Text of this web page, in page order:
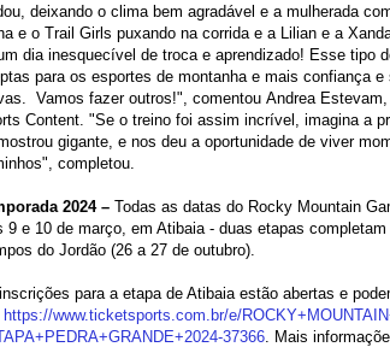
deixando o clima bem agradável e a mulherada
e o Trail Girls puxando na corrida e a Lilian e a
dia inesquecível de troca e aprendizado! Esse tipo
para os esportes de montanha e mais confiança
Vamos fazer outros!", comentou Andrea
Content. "Se o treino foi assim incrível, imagina a
gigante, e nos deu a oportunidade de viver
completou.
2024 – Todas as datas do Rocky Mountain
9 e 10 de março, em Atibaia - duas etapas
do Jordão (26 a 27 de outubro).
para a etapa de Atibaia estão abertas e
https://www.ticketsports. com.br/e/
37366 . Mais